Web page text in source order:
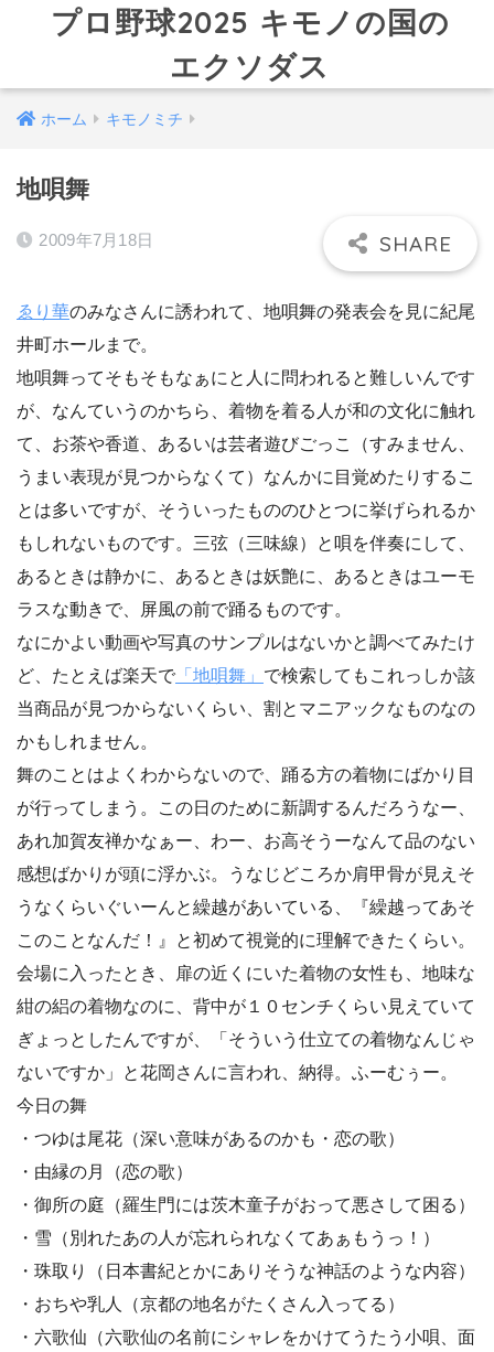
プロ野球2025 キモノの国の
エクソダス
ホーム キモノミチ
地唄舞
2009年7月18日
ゑり華のみなさんに誘われて、地唄舞の発表会を見に紀尾
井町ホールまで。
地唄舞ってそもそもなぁにと人に問われると難しいんです
が、なんていうのかちら、着物を着る人が和の文化に触れ
て、お茶や香道、あるいは芸者遊びごっこ（すみません、
うまい表現が見つからなくて）なんかに目覚めたりするこ
とは多いですが、そういったもののひとつに挙げられるか
もしれないものです。三弦（三味線）と唄を伴奏にして、
あるときは静かに、あるときは妖艶に、あるときはユーモ
ラスな動きで、屏風の前で踊るものです。
なにかよい動画や写真のサンプルはないかと調べてみたけ
ど、たとえば楽天で 「地唄舞」 で検索してもこれっしか該
当商品が見つからないくらい、割とマニアックなものなの
かもしれません。
舞のことはよくわからないので、踊る方の着物にばかり目
が行ってしまう。この日のために新調するんだろうなー、
あれ加賀友禅かなぁー、わー、お高そうーなんて品のない
感想ばかりが頭に浮かぶ。うなじどころか肩甲骨が見えそ
うなくらいぐいーんと繰越があいている、『繰越ってあそ
このことなんだ！』と初めて視覚的に理解できたくらい。
会場に入ったとき、扉の近くにいた着物の女性も、地味な
紺の絽の着物なのに、背中が１０センチくらい見えていて
ぎょっとしたんですが、「そういう仕立ての着物なんじゃ
ないですか」と花岡さんに言われ、納得。ふーむぅー。
今日の舞
・つゆは尾花（深い意味があるのかも・恋の歌）
・由縁の月（恋の歌）
・御所の庭（羅生門には茨木童子がおって悪さして困る）
・雪（別れたあの人が忘れられなくてあぁもうっ！）
・珠取り（日本書紀とかにありそうな神話のような内容）
・おちや乳人（京都の地名がたくさん入ってる）
・六歌仙（六歌仙の名前にシャレをかけてうたう小唄、面